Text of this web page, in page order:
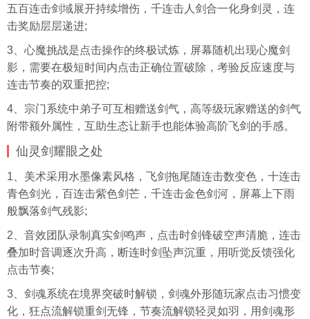
五百连击剑域展开持续增伤，千连击人剑合一化身剑灵，连
击奖励层层递进;
3、心魔挑战是点击操作的终极试炼，屏幕随机出现心魔剑
影，需要在极短时间内点击正确位置破除，考验反应速度与
连击节奏的双重把控;
4、宗门系统中弟子可互相赠送剑气，高等级玩家赠送的剑气
附带额外属性，互助生态让新手也能体验高阶飞剑的手感。
仙灵剑耀眼之处
1、美术采用水墨像素风格，飞剑拖尾随连击数变色，十连击
青色剑光，百连击紫色剑芒，千连击金色剑河，屏幕上下雨
般飘落剑气残影;
2、音效团队录制真实剑鸣声，点击时剑锋破空声清脆，连击
叠加时音调逐次升高，断连时剑坠声沉重，用听觉反馈强化
点击节奏;
3、剑魂系统在境界突破时解锁，剑魂外形随玩家点击习惯变
化，狂点流解锁重剑无锋，节奏流解锁轻灵如羽，用剑魂形